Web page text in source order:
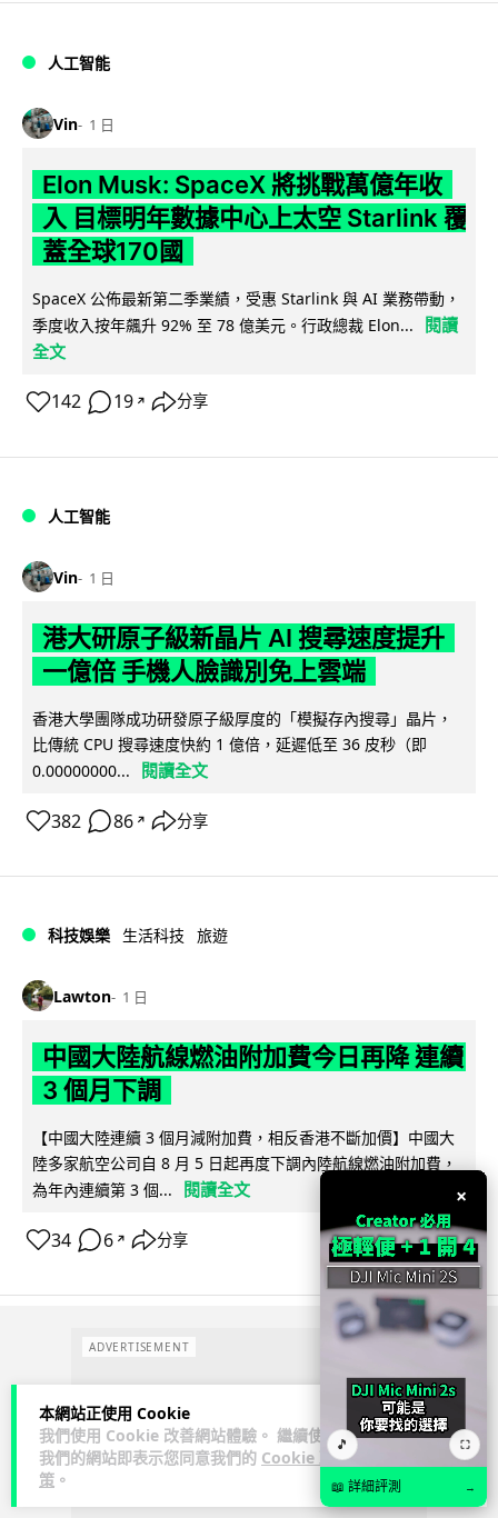
本網站正使用 Cookie
我們使用 Cookie 改善網站體驗。 繼續使用
我們的網站即表示您同意我們的 Cookie 政
策 。
人工智能
Vin 1 日
Elon Musk: SpaceX 將挑戰萬億年收
入 目標明年數據中心上太空 Starlink 覆
蓋全球170國
SpaceX 公佈最新第二季業績，受惠 Starlink 與 AI 業務帶動，
季度收入按年飆升 92% 至 78 億美元。行政總裁 Elon...
閱讀
全文
142 19 ↗ 分享
人工智能
Vin 1 日
港大研原子級新晶片 AI 搜尋速度提升
一億倍 手機人臉識別免上雲端
香港大學團隊成功研發原子級厚度的「模擬存內搜尋」晶片，
比傳統 CPU 搜尋速度快約 1 億倍，延遲低至 36 皮秒（即
0.00000000...
閱讀全文
382 86 ↗ 分享
科技娛樂 生活科技 旅遊
Lawton 1 日
中國大陸航線燃油附加費今日再降 連續
3 個月下調
【中國大陸連續 3 個月減附加費，相反香港不斷加價】中國大
陸多家航空公司自 8 月 5 日起再度下調內陸航線燃油附加費，
為年內連續第 3 個...
閱讀全文
34 6 ↗ 分享
ADVERTISEMENT
×
🎵 ⛶
📖 詳細評測 →